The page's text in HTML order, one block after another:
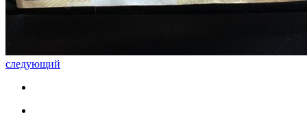
следующий